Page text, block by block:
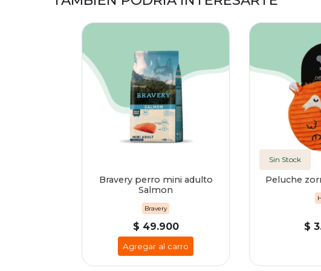
Bravery perro mini adulto
Salmon
Bravery
$ 49.900
Agregar al carro
Sin Stock
Peluche
$